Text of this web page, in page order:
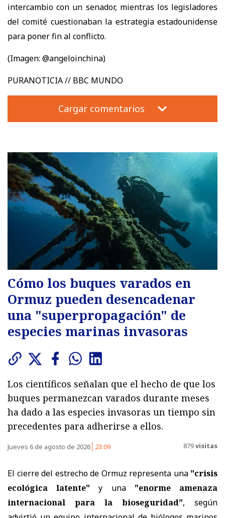
intercambio con un senador, mientras los legisladores
del comité cuestionaban la estrategia estadounidense
para poner fin al conflicto.
(Imagen: @angeloinchina)
PURANOTICIA // BBC MUNDO
Cargar comentarios
Cómo los buques varados en
Ormuz pueden desencadenar
una "superpropagación" de
especies marinas invasoras
Los científicos señalan que el hecho de que los
buques permanezcan varados durante meses
ha dado a las especies invasoras un tiempo sin
precedentes para adherirse a ellos.
Jueves 6 de agosto de 2026 23:09 879visitas
El cierre del estrecho de Ormuz representa una"crisis
ecológica latente" y una "enorme amenaza
internacional para la bioseguridad", según